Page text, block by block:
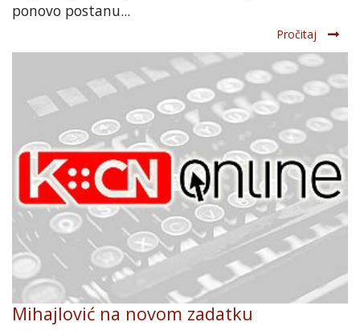
ponovo postanu...
Pročitaj
Mihajlović na novom zadatku